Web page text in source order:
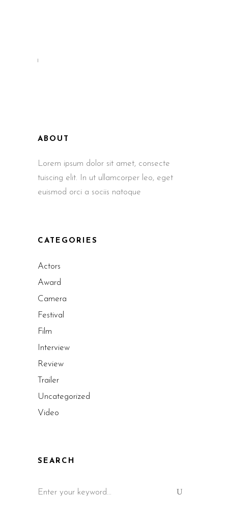
ABOUT
Lorem ipsum dolor sit amet, consecte
tuiscing elit. In ut ullamcorper leo, eget
euismod orci a sociis natoque
CATEGORIES
Actors
Award
Camera
Festival
Film
Interview
Review
Trailer
Uncategorized
Video
SEARCH
for: